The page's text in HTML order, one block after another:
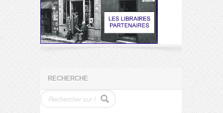
RECHERCHE